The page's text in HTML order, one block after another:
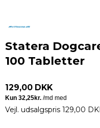
Statera
100 Tabletter
129,00 DKK
Vejl. udsalgspris 129,00